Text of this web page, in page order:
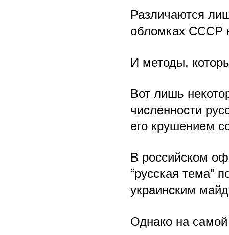
Различаются
обломках СССР
И методы,
Вот лишь
численности
его крушением
В российском
“русская тема”
украинским
Однако на самой